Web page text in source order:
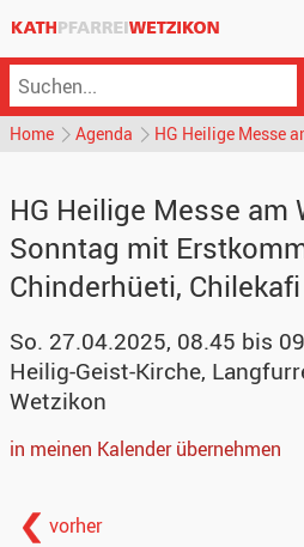
Home Agenda HG Heilige Messe
HG Heilige Messe am
Sonntag mit
Chinderhüeti, Chilekafi
So. 27.04.2025, 08.45 bis
Heilig-Geist-Kirche,
Wetzikon
in meinen Kalender übernehmen
vorher